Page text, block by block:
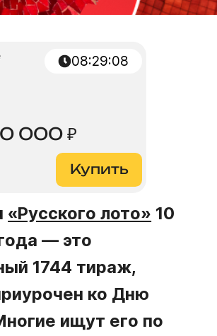
08:29:08
000₽
Купить
«Русского лото» 10
— это
1744 тираж,
ко Дню
ищут его по